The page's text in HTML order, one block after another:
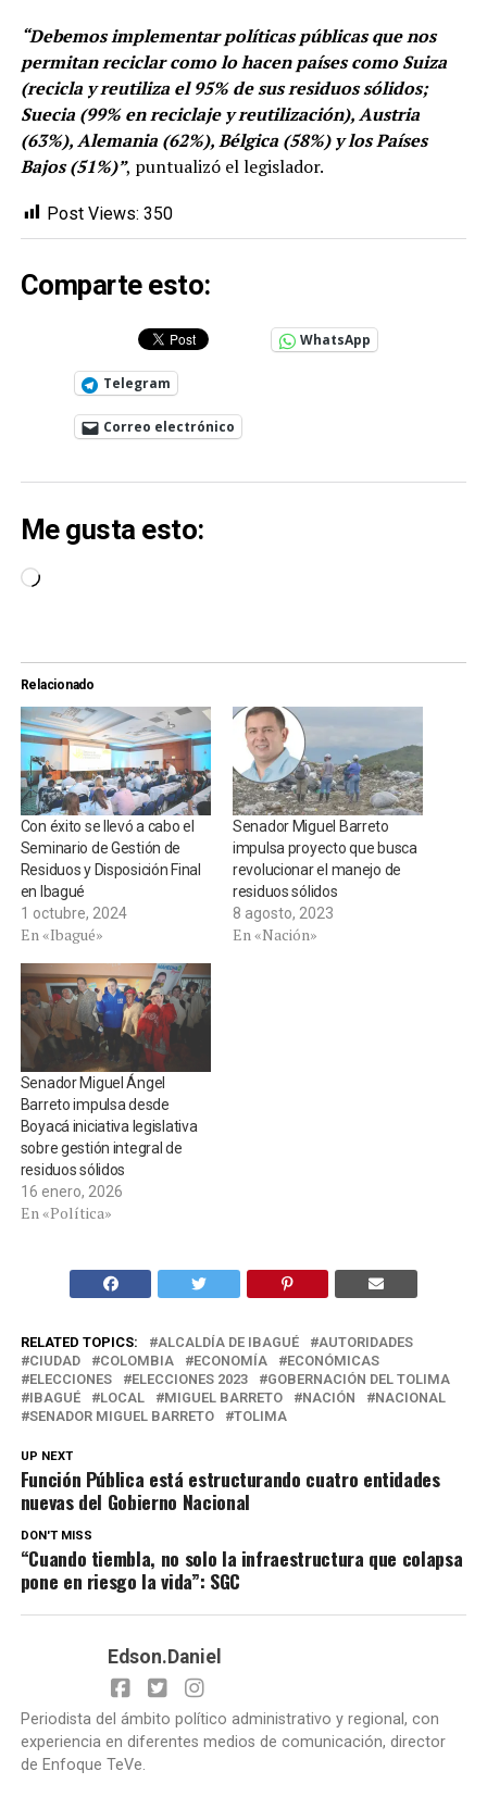
“Debemos implementar políticas públicas que nos
permitan reciclar como lo hacen países como Suiza
(recicla y reutiliza el 95% de sus residuos sólidos;
Suecia (99% en reciclaje y reutilización), Austria
(63%), Alemania (62%), Bélgica (58%) y los Países
Bajos (51%)”, puntualizó el legislador.
Post Views: 350
Comparte esto:
WhatsApp
Telegram
Correo electrónico
Me gusta esto:
Cargando...
Relacionado
Con éxito se llevó a cabo el
Seminario de Gestión de
Residuos y Disposición Final
en Ibagué
1 octubre, 2024
En «Ibagué»
Senador Miguel Barreto
impulsa proyecto que busca
revolucionar el manejo de
residuos sólidos
8 agosto, 2023
En «Nación»
Senador Miguel Ángel
Barreto impulsa desde
Boyacá iniciativa legislativa
sobre gestión integral de
residuos sólidos
16 enero, 2026
En «Política»
RELATED TOPICS: ALCALDÍA DE IBAGUÉ
AUTORIDADES
CIUDAD
COLOMBIA ECONOMÍA
ECONÓMICAS
ELECCIONES
ELECCIONES 2023
GOBERNACIÓN DEL TOLIMA
IBAGUÉ
LOCAL MIGUEL BARRETO NACIÓN
NACIONAL
SENADOR MIGUEL BARRETO
TOLIMA
UP NEXT
Función Pública está estructurando cuatro entidades
nuevas del Gobierno Nacional
DON'T MISS
“Cuando tiembla, no solo la infraestructura que colapsa
pone en riesgo la vida”: SGC
Edson.Daniel
Periodista del ámbito político administrativo y regional, con
experiencia en diferentes medios de comunicación, director
de Enfoque TeVe.